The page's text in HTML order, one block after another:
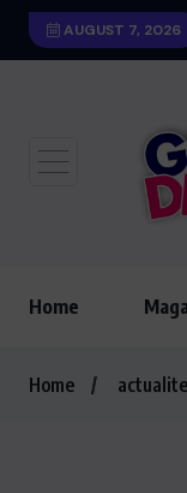
AUGUST 7, 2026
Home
Home actualite